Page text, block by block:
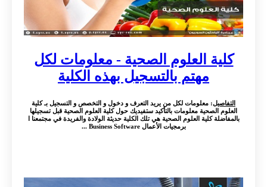
كلية العلوم الصحية - معلومات لكل
مهتم بالتسجيل بهذه الكلية
التفاصيل: معلومات لكل من يريد التعرف و دخول و التخصص و التسجيل بـ كلية
العلوم الصحية معلومات بالتأكيد ستفيديك حول كلية العلوم الصحية قبل تسجيلها
بالمفاضلة كلية العلوم الصحية هي تلك الكلية حديثة الولادة والفريدة في مجتمعنا ا
برمجيات الأعمال Business Software ...